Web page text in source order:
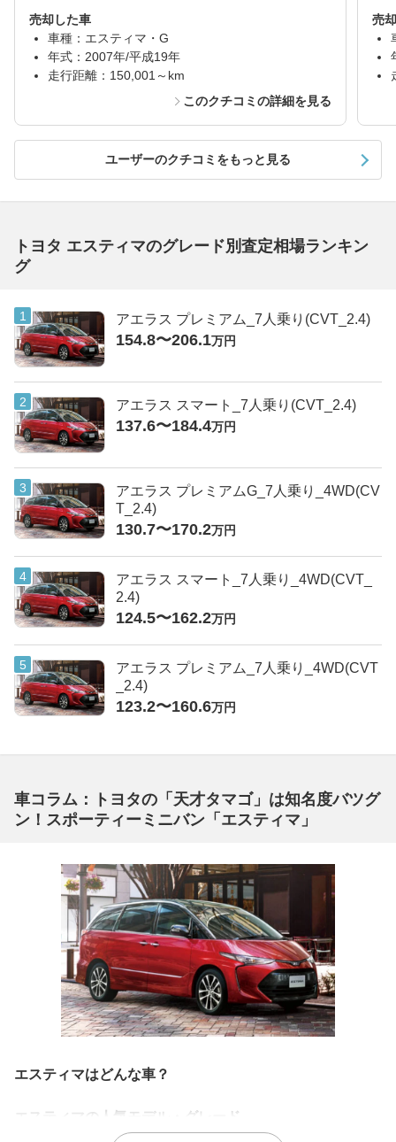
売却した車
車種：エスティマ・G
年式：2007年/平成19年
走行距離：150,001～km
このクチコミの詳細を見る
売
ユーザーのクチコミをもっと見る
トヨタ エスティマのグレード別査定相場ランキン
グ
アエラス プレミアム_7人乗り(CVT_2.4)
154.8〜206.1万円
アエラス スマート_7人乗り(CVT_2.4)
137.6〜184.4万円
アエラス プレミアムG_7人乗り_4WD(CV
T_2.4)
130.7〜170.2万円
アエラス スマート_7人乗り_4WD(CVT_
2.4)
124.5〜162.2万円
アエラス プレミアム_7人乗り_4WD(CVT
_2.4)
123.2〜160.6万円
車コラム：トヨタの「天才タマゴ」は知名度バツグ
ン！スポーティーミニバン「エスティマ」
エスティマはどんな車？
エスティマの人気モデル・グレード